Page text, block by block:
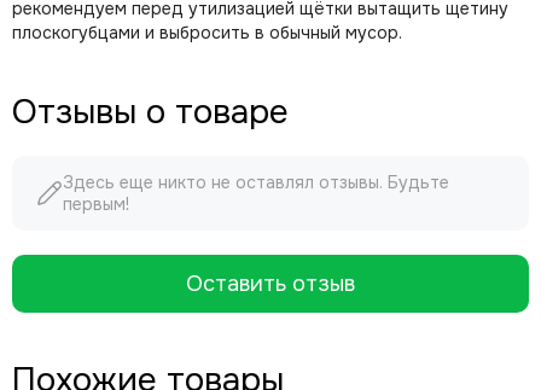
рекомендуем перед утилизацией щётки вытащить щетину
плоскогубцами и выбросить в обычный мусор.
Отзывы о товаре
Здесь еще никто не оставлял отзывы. Будьте
первым!
Оставить отзыв
Похожие товары